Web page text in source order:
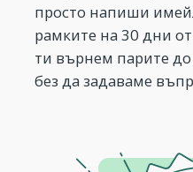
просто напиши
рамките на 30 дни
ти върнем парите
без да задаваме